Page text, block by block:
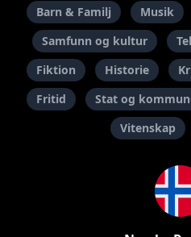
Barn & Familj
Musik
Samfunn og kultur
Fiktion
Historie
Fritid
Stat og
Vitenskap